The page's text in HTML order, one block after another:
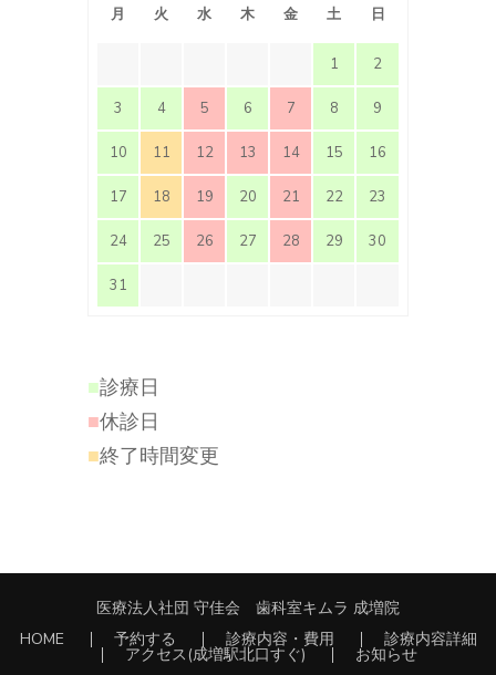
月 火 水 木 金 土 日
1 2
3 4 5 6 7 8 9
10 11 12 13 14 15 16
17 18 19 20 21 22 23
24 25 26 27 28 29 30
31
■診療日
■休診日
■終了時間変更
医療法人社団 守佳会 歯科室キムラ 成増院
HOME
予約する 診療内容・費用 診療内容詳細
アクセス(成増駅北口すぐ) お知らせ